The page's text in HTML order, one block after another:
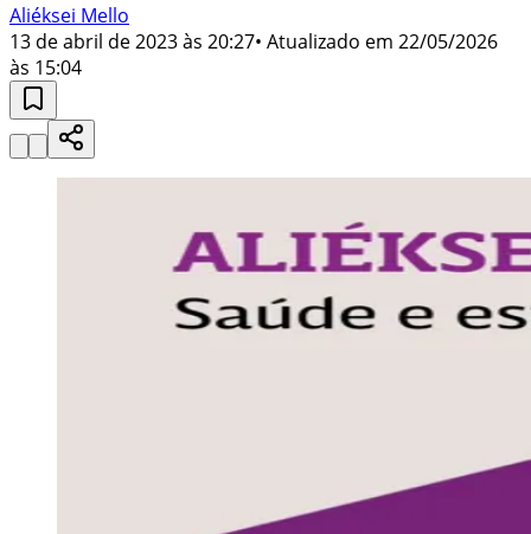
Aliéksei Mello
13 de abril de 2023 às 20:27• Atualizado em 22/05/2026
às 15:04